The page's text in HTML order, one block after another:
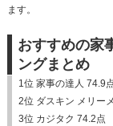
ます。
おすすめの家
ングまとめ
1位 家事の達人 74.9
2位 ダスキン メリー
3位 カジタク 74.2点